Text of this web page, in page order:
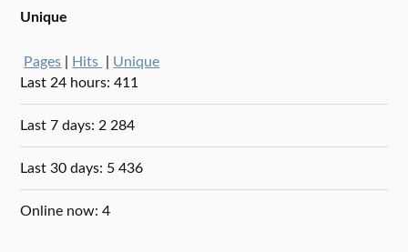
Unique
Pages Hits
Unique
Last 24 hours:411
Last 7 days: 2 284
Last 30 days: 5 436
Online now: 4